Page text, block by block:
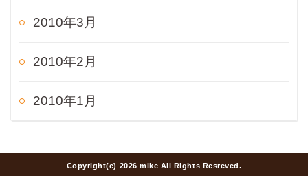
2010年3月
2010年2月
2010年1月
Copyright(c) 2026 mike All Rights Resreved.